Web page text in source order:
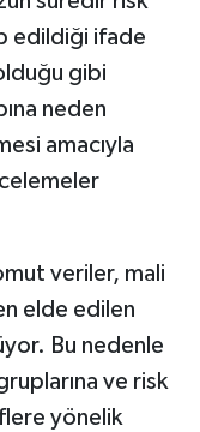
edildiği ifade
gibi
neden
amacıyla
veriler, mali
elde edilen
Bu nedenle
ve risk
yönelik